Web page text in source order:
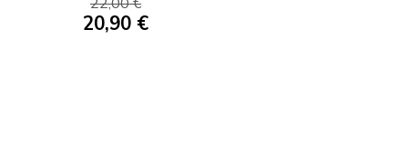
FUNDAMENTOS...
20,90 €